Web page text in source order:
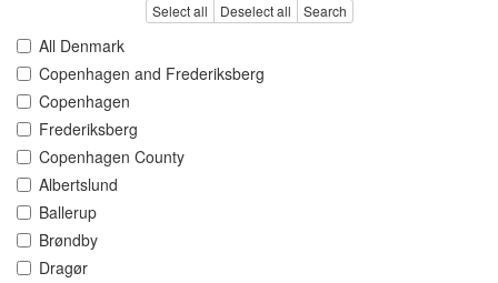
Select all Deselect all Search
All Denmark
Copenhagen and Frederiksberg
Copenhagen
Frederiksberg
Copenhagen County
Albertslund
Ballerup
Brøndby
Dragør